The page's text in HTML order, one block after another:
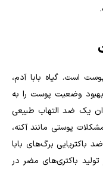
.
است. گیاه بابا آدم،
وضعیت پوست را به
یک ضد التهاب طبیعی
پوستی مانند آکنه،
برگ‌های بابا
باکتری‌های مضر در